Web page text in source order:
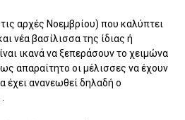
αρχές Νοεμβρίου) που καλύπτει
νέα βασίλισσα της ίδιας ή
ικανά να ξεπεράσουν το χειμώνα
απαραίτητο οι μέλισσες να έχουν
έχει ανανεωθεί δηλαδή ο